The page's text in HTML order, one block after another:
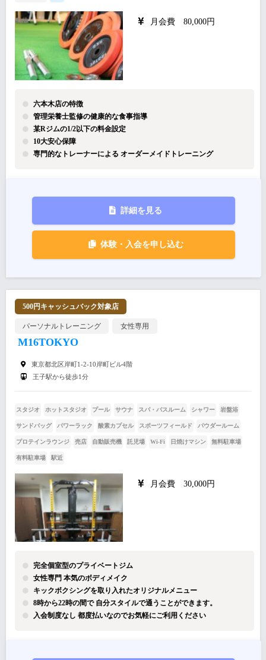
月会費 80,000円
六本木店の特徴
管理栄養士監修の健康的な食事指導
某Rジムの1/2以下の料金設定
10大安心保障
専門的なトレーナーによる オーダーメイドトレーニング
詳細を見る
体験・入会を申し込む
500円キャッシュバック対象店
パーソナルトレーニング 女性専用
M16TOKYO
東京都北区岸町1-2-10岸町ビル4階
王子駅から徒歩1分
スタジオ ホットスタジオ プール サウナ スパ・バスルーム シャワー 岩盤浴
サンドバッグ パワーラック 酸素カプセル スポーツフィールド パウダールーム
プロテインラウンジ 売店 自動販売機 託児場 Wi-Fi 日焼けマシン 無料駐車場
有料駐車場 駅近
月会費 30,000円
完全個室型のプライベートジム
女性専門 本気のボディメイク
キックボクシングを取り入れたオリジナルメニュー
8時から22時の間で 自分スタイルで通うことができます。
入会制度なし 都度払いなのでお気軽にご利用ください